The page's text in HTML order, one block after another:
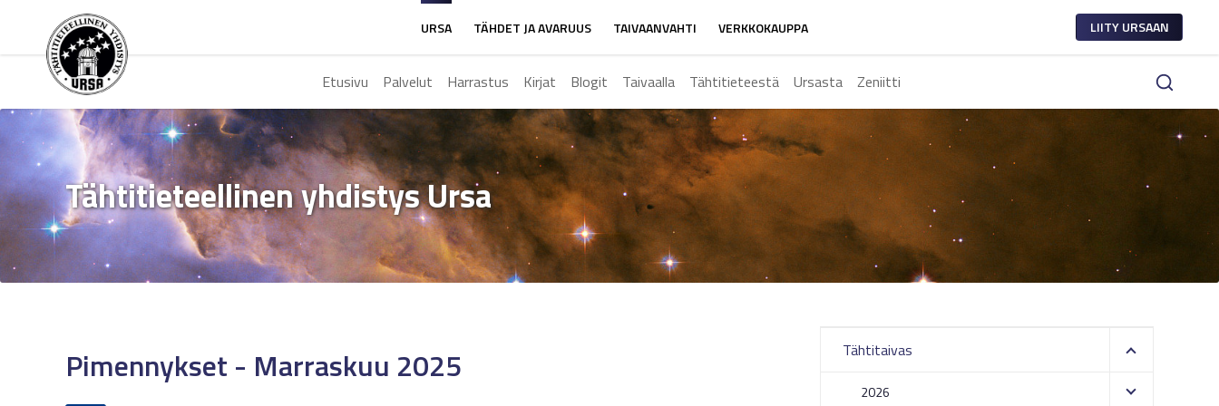
LIITY URSAAN
URSA TÄHDET JA AVARUUS TAIVAANVAHTI VERKKOKAUPPA
Etusivu Palvelut Harrastus Kirjat Blogit Taivaalla Tähtitieteestä Ursasta Zeniitti
Tähtitieteellinen yhdistys Ursa
Pimennykset - Marraskuu 2025 Tähtitaivas
2026